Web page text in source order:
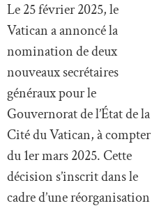
Le 25 février 2025, le
Vatican a annoncé la
nomination de deux
nouveaux secrétaires
généraux pour le
Gouvernorat de l’État de la
Cité du Vatican, à compter
du 1er mars 2025. Cette
décision s’inscrit dans le
cadre d’une réorganisation